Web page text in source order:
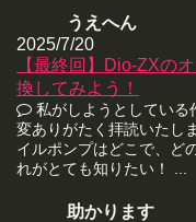
うえへん
2025/7/20
【最終回】Dio-ZXの
換してみよう！
私がしようとしている
変ありがたく拝読いたし
イルポンプはどこで、ど
れがとても知りたい！ ...
助かります